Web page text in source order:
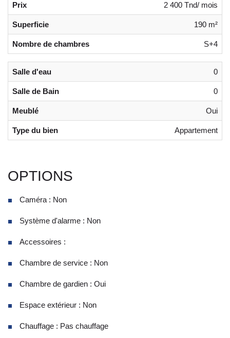
Prix 2 400 Tnd/ mois
Superficie 190 m²
Nombre de chambres S+4
Salle d'eau 0
Salle de Bain 0
Meublé Oui
Type du bien Appartement
OPTIONS
Caméra : Non
Système d'alarme : Non
Accessoires :
Chambre de service : Non
Chambre de gardien : Oui
Espace extérieur : Non
Chauffage : Pas chauffage